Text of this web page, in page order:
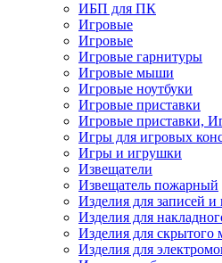
ИБП для ПК
Игровые
Игровые
Игровые гарнитуры
Игровые мыши
Игровые ноутбуки
Игровые приставки
Игровые приставки,
Игры для игровых
Игры и игрушки
Извещатели
Извещатель пожарный
Изделия для записей
Изделия для
Изделия для скрытого
Изделия для